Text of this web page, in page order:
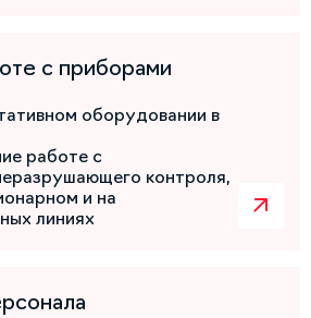
с приборами
оборудовании в
работе с
контроля,
и на
линиях